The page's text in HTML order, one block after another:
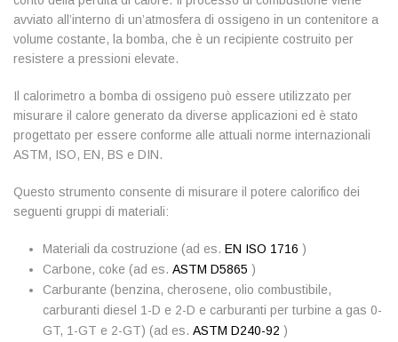
avviato all’interno di un’atmosfera di ossigeno in un contenitore a
volume costante, la bomba, che è un recipiente costruito per
resistere a pressioni elevate.
Il calorimetro a bomba di ossigeno può essere utilizzato per
misurare il calore generato da diverse applicazioni ed è stato
progettato per essere conforme alle attuali norme internazionali
ASTM, ISO, EN, BS e DIN.
Questo strumento consente di misurare il potere calorifico dei
seguenti gruppi di materiali:
Materiali da costruzione (ad es. EN ISO 1716 )
Carbone, coke (ad es. ASTM D5865 )
Carburante (benzina, cherosene, olio combustibile,
carburanti diesel 1-D e 2-D e carburanti per turbine a gas 0-
GT, 1-GT e 2-GT) (ad es. ASTM D240-92 )